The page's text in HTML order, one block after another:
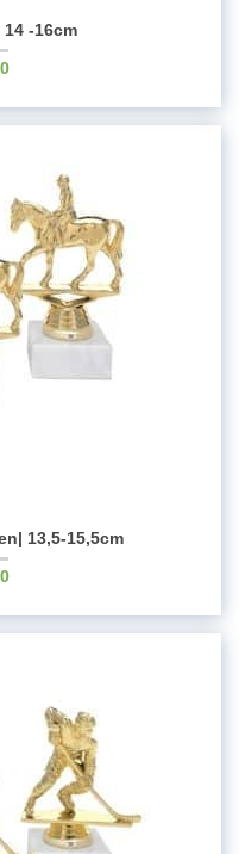
-16cm
13,5-15,5cm